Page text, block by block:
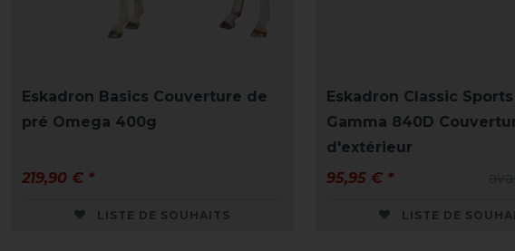
Eskadron Basics Couverture de
pré Omega 400g
219,90 € *
LISTE DE SOUHAITS
Eskadron Classic
Gamma 840D
d'extérieur
95,95 € *
LISTE DE